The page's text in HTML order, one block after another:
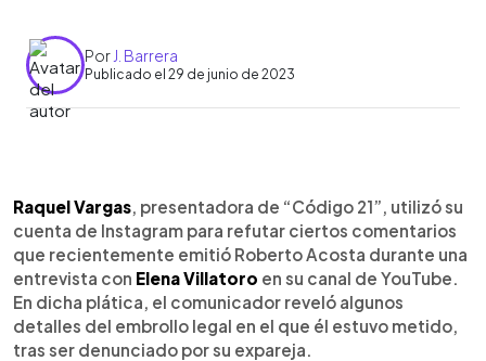
Por J. Barrera
Publicado el 29 de junio de 2023
► Escuchar artículo
Raquel Vargas , presentadora de “Código 21”, utilizó su
cuenta de Instagram para refutar ciertos comentarios
que recientemente emitió Roberto Acosta durante una
entrevista con Elena Villatoro en su canal de YouTube.
En dicha plática, el comunicador reveló algunos
detalles del embrollo legal en el que él estuvo metido,
tras ser denunciado por su expareja.